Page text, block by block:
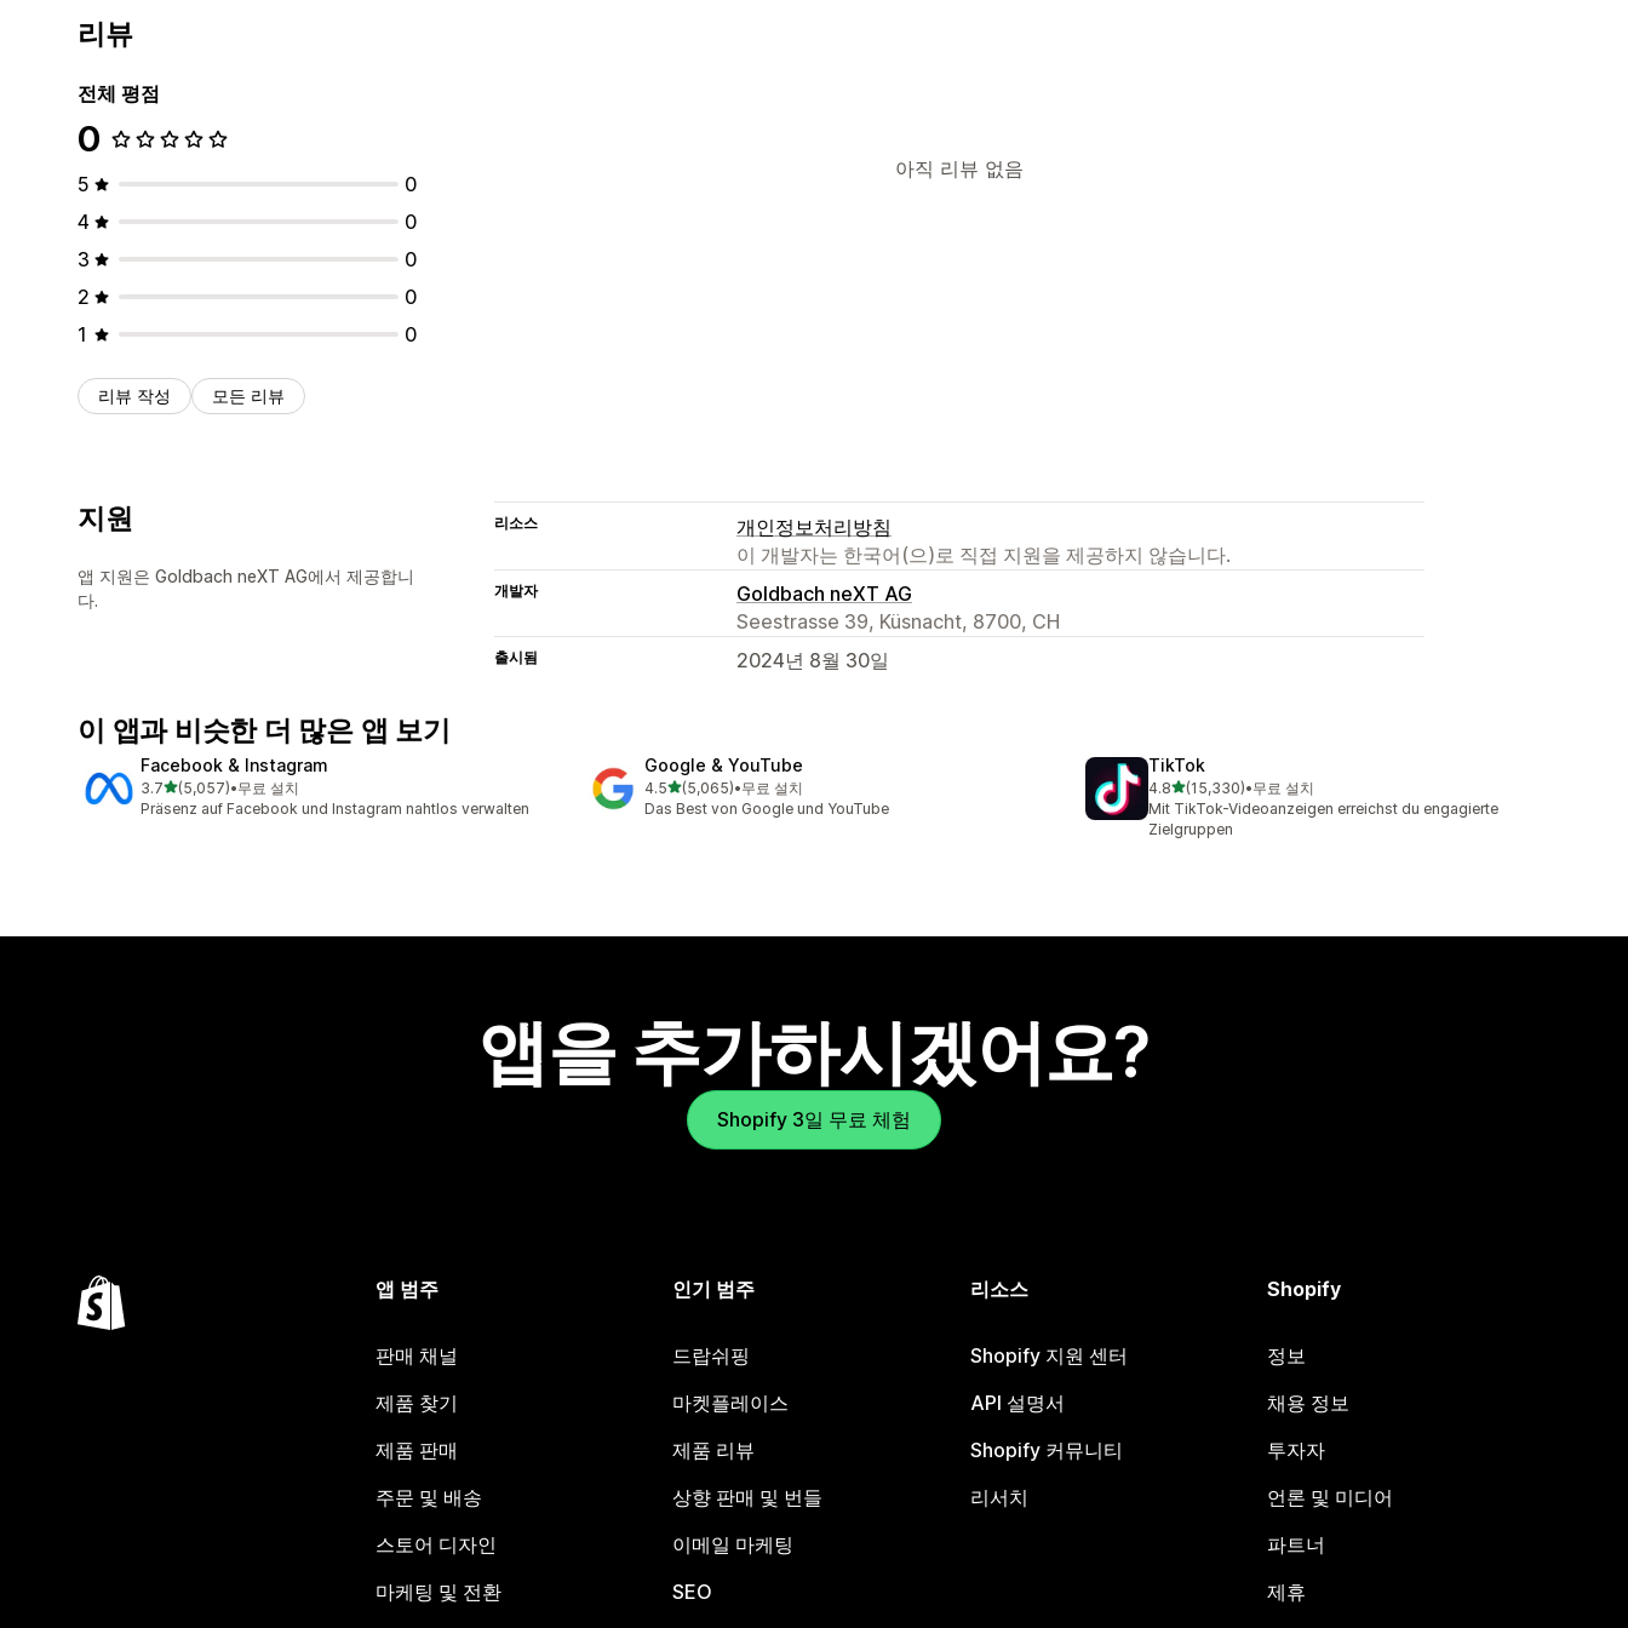
리뷰
전체 평점
0
5
0
4
0
3
0
2
0
1
0
리뷰 작성 모든 리뷰
아직 리뷰 없음
지원
앱 지원은 Goldbach neXT AG에서 제공합니
다.
리소스
개인정보처리방침
이 개발자는 한국어(으)로 직접 지원을 제공하지 않습니다.
개발자
Goldbach neXT AG
Seestrasse 39, Küsnacht, 8700, CH
출시됨 2024년 8월 30일
이 앱과 비슷한 더 많은 앱 보기
Facebook & Instagram
3.7별 5개 중
(5,057)
총 리뷰 5057개
•무료 설치
Präsenz auf Facebook und Instagram nahtlos verwalten
Google & YouTube
4.5별 5개 중
(5,065)
총 리뷰 5065개
•무료 설치
Das Best von Google und YouTube
TikTok
4.8별 5개 중
(15,330)
총 리뷰 15330개
•무료 설치
Mit TikTok-Videoanzeigen erreichst du engagierte
Zielgruppen
앱을 추가하시겠어요?
Shopify 3일 무료 체험
앱 범주
판매 채널
제품 찾기
제품 판매
주문 및 배송
스토어 디자인
마케팅 및 전환
인기 범주
드랍쉬핑
마켓플레이스
제품 리뷰
상향 판매 및 번들
이메일 마케팅
SEO
리소스
Shopify 지원 센터
API 설명서
Shopify 커뮤니티
리서치
Shopify
정보
채용 정보
투자자
언론 및 미디어
파트너
제휴